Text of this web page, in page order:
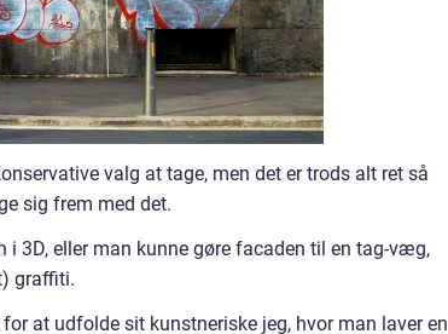
valg at tage, men det er trods alt ret så
sig frem med det.
3D, eller man kunne gøre facaden til en tag-væg,
graffiti.
at udfolde sit kunstneriske jeg, hvor man laver en